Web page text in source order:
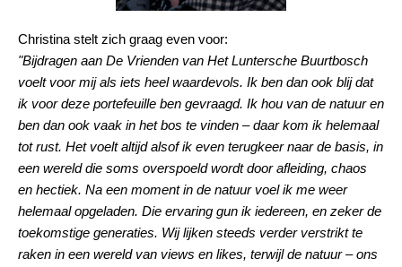
Christina stelt zich graag even voor:
"Bijdragen aan De Vrienden van Het Luntersche Buurtbosch
voelt voor mij als iets heel waardevols. Ik ben dan ook blij dat
ik voor deze portefeuille ben gevraagd. Ik hou van de natuur en
ben dan ook vaak in het bos te vinden – daar kom ik helemaal
tot rust. Het voelt altijd alsof ik even terugkeer naar de basis, in
een wereld die soms overspoeld wordt door afleiding, chaos
en hectiek. Na een moment in de natuur voel ik me weer
helemaal opgeladen. Die ervaring gun ik iedereen, en zeker de
toekomstige generaties. Wij lijken steeds verder verstrikt te
raken in een wereld van views en likes, terwijl de natuur – ons